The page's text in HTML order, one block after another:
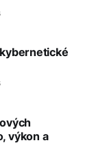
výkon a